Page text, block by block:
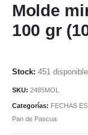
Molde
100 gr
451
SKU: 2485MOL
Categorías: FECHAS
Pan de Pascua